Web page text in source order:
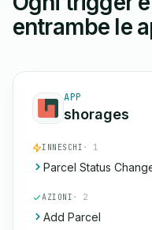
entrambe le
APP
shorages
INNESCHI · 1
Parcel Status
AZIONI · 2
Add Parcel